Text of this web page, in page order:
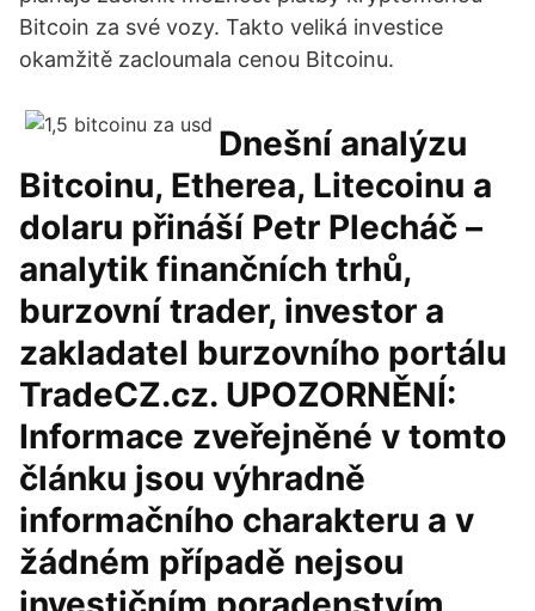
Bitcoin za své vozy. Takto veliká investice
okamžitě zacloumala cenou Bitcoinu.
Dnešní analýzu
Bitcoinu, Etherea, Litecoinu a
dolaru přináší Petr Plecháč –
analytik finančních trhů,
burzovní trader, investor a
zakladatel burzovního portálu
TradeCZ.cz. UPOZORNĚNÍ:
Informace zveřejněné v tomto
článku jsou výhradně
informačního charakteru a v
žádném případě nejsou